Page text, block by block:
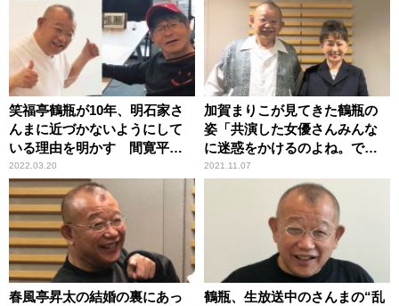
笑福亭鶴瓶が10年、明石家さ
んまに近づかないようにして
いる理由を明かす 間寛平も
理解
2022.03.20
加賀まりこが見てきた鶴瓶の
姿「共演した女優さんみんな
に迷惑をかけるのよね。でも
好かれる」
2021.11.07
春風亭昇太の結婚の裏にあっ
鶴瓶、生放送中のさんまの“乱